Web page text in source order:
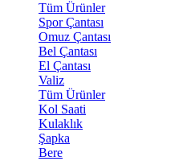
Tüm Ürünler
Spor Çantası
Omuz Çantası
Bel Çantası
El Çantası
Valiz
Tüm Ürünler
Kol Saati
Kulaklık
Şapka
Bere